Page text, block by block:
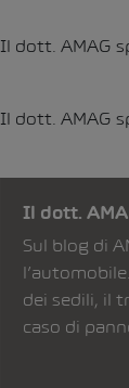
Il dott. AMAG
Il dott. AMAG
Il dott.
Sul blog di
dei sedili, il
caso di